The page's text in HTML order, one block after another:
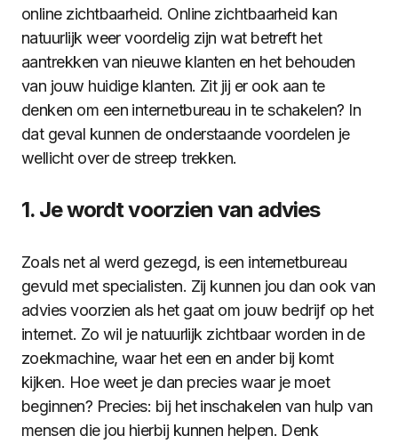
online zichtbaarheid. Online zichtbaarheid kan
natuurlijk weer voordelig zijn wat betreft het
aantrekken van nieuwe klanten en het behouden
van jouw huidige klanten. Zit jij er ook aan te
denken om een internetbureau in te schakelen? In
dat geval kunnen de onderstaande voordelen je
wellicht over de streep trekken.
1. Je wordt voorzien van advies
Zoals net al werd gezegd, is een internetbureau
gevuld met specialisten. Zij kunnen jou dan ook van
advies voorzien als het gaat om jouw bedrijf op het
internet. Zo wil je natuurlijk zichtbaar worden in de
zoekmachine, waar het een en ander bij komt
kijken. Hoe weet je dan precies waar je moet
beginnen? Precies: bij het inschakelen van hulp van
mensen die jou hierbij kunnen helpen. Denk